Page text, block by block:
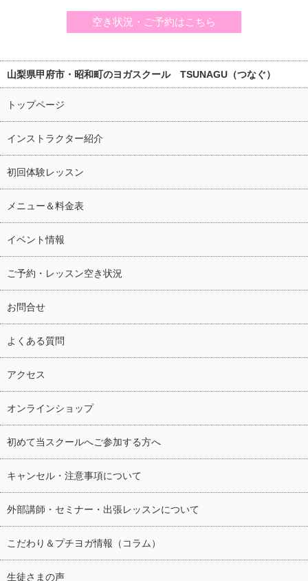
空き状況・ご予約はこちら
山梨県甲府市・昭和町のヨガスクール TSUNAGU（つなぐ）
トップページ
インストラクター紹介
初回体験レッスン
メニュー＆料金表
イベント情報
ご予約・レッスン空き状況
お問合せ
よくある質問
アクセス
オンラインショップ
初めて当スクールへご参加する方へ
キャンセル・注意事項について
外部講師・セミナー・出張レッスンについて
こだわり＆プチヨガ情報（コラム）
生徒さまの声